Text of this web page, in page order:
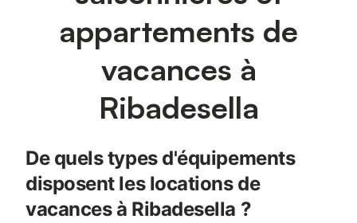
appartements de
vacances à
Ribadesella
De quels types d'équipements
disposent les locations de
vacances à Ribadesella ?